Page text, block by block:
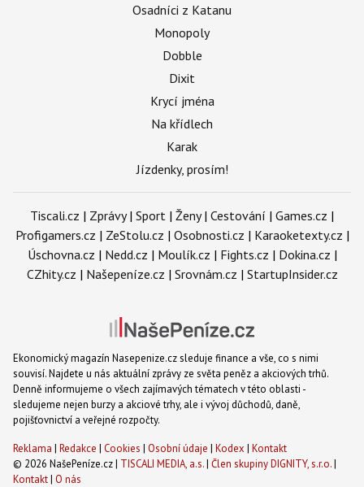
Osadníci z Katanu
Monopoly
Dobble
Dixit
Krycí jména
Na křídlech
Karak
Jízdenky, prosím!
Tiscali.cz | Zprávy| Sport | Ženy| Cestování | Games.cz |
Profigamers.cz | ZeStolu.cz | Osobnosti.cz | Karaoketexty.cz |
Úschovna.cz | Nedd.cz | Moulík.cz | Fights.cz | Dokina.cz |
CZhity.cz | Našepeníze.cz | Srovnám.cz | StartupInsider.cz
Ekonomický magazín Nasepenize.cz sleduje finance a vše, co s nimi
souvisí. Najdete u nás aktuální zprávy ze světa peněz a akciových trhů.
Denně informujeme o všech zajímavých tématech v této oblasti -
sledujeme nejen burzy a akciové trhy, ale i vývoj důchodů, daně,
pojišťovnictví a veřejné rozpočty.
Reklama | Redakce | Cookies | Osobní údaje | Kodex | Kontakt
© 2026 NašePeníze.cz | TISCALI MEDIA, a.s.| Člen skupiny DIGNITY, s.r.o.|
Kontakt| O nás